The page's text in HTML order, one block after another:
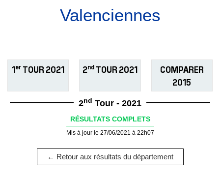
Valenciennes
1er TOUR 2021 2ndTOUR 2021
COMPARER
2015
2nd Tour - 2021
RÉSULTATS COMPLETS
Mis à jour le 27/06/2021 à 22h07
← Retour aux résultats du département